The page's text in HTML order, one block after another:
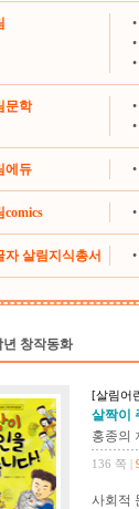
•
•
•
문학 •
•
에듀 •
comics •
자 살림지식총서 •
년 창작동화
[살림어
살짝이
홍종의
136 쪽 |
사회적